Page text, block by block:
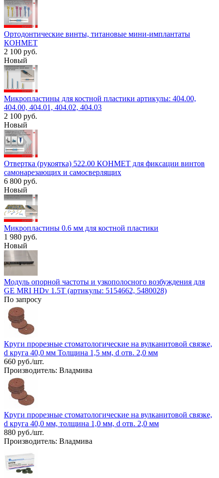
Ортодонтические винты, титановые мини-имплантаты
КОНМЕТ
2 100 руб.
Новый
Микропластины для костной пластики артикулы: 404.00,
404.00, 404.01, 404.02, 404.03
2 100 руб.
Новый
Отвертка (рукоятка) 522.00 КОНМЕТ для фиксации винтов
самонарезающих и самосверлящих
6 800 руб.
Новый
Микропластины 0.6 мм для костной пластики
1 980 руб.
Новый
Модуль опорной частоты и узкополосного возбуждения для
GE MRI HDv 1.5T (артикулы: 5154662, 5480028)
По запросу
Круги прорезные стоматологические на вулканитовой связке,
d круга 40,0 мм Толщина 1,5 мм, d отв. 2,0 мм
660 руб./шт.
Производитель: Владмива
Круги прорезные стоматологические на вулканитовой связке,
d круга 40,0 мм, толщина 1,0 мм, d отв. 2,0 мм
880 руб./шт.
Производитель: Владмива